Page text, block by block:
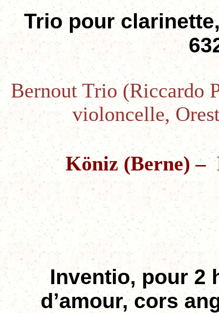
Trio pour
Bernout Trio (Riccardo
violoncelle,
Köniz (Berne) –
Inventio, pour 2
d’amour, cors